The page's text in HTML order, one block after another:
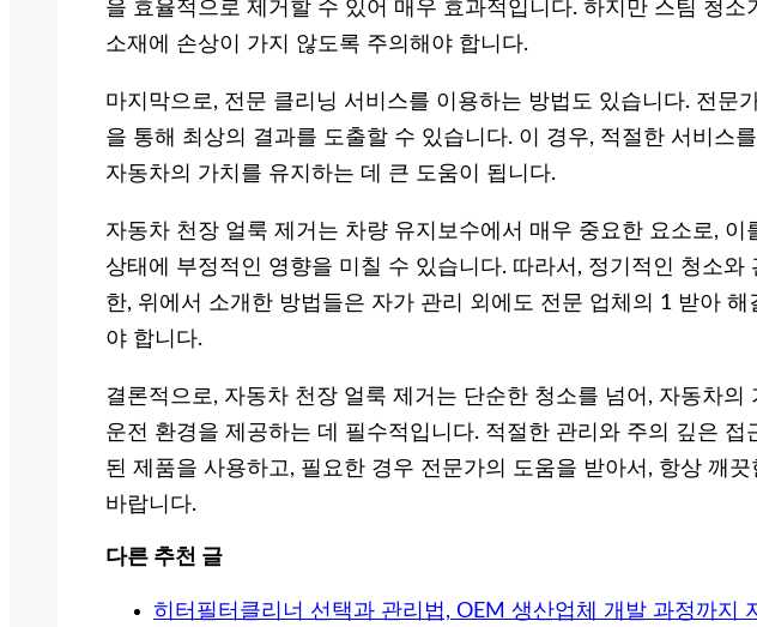
을 효율적으로 제거할 수 있어 매우 효과적입니다. 하지만 스팀 청소
소재에 손상이 가지 않도록 주의해야 합니다.
마지막으로, 전문 클리닝 서비스를 이용하는 방법도 있습니다. 전문
을 통해 최상의 결과를 도출할 수 있습니다. 이 경우, 적절한 서비스
자동차의 가치를 유지하는 데 큰 도움이 됩니다.
자동차 천장 얼룩 제거는 차량 유지보수에서 매우 중요한 요소로, 이
상태에 부정적인 영향을 미칠 수 있습니다. 따라서, 정기적인 청소와
한, 위에서 소개한 방법들은 자가 관리 외에도 전문 업체의 1 받아 해
야 합니다.
결론적으로, 자동차 천장 얼룩 제거는 단순한 청소를 넘어, 자동차의
운전 환경을 제공하는 데 필수적입니다. 적절한 관리와 주의 깊은 접
된 제품을 사용하고, 필요한 경우 전문가의 도움을 받아서, 항상 깨
바랍니다.
다른 추천 글
히터필터클리너 선택과 관리법, OEM 생산업체 개발 과정까지